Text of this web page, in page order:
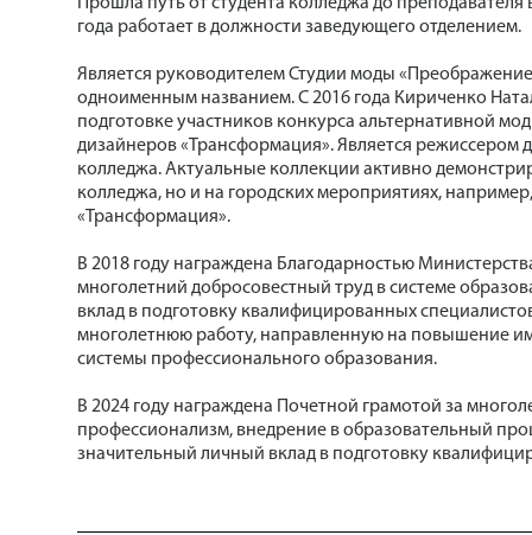
года работает в должности заведующего отделением.
Является руководителем Студии моды
одноименным названием. С 2016 года Кириченко
подготовке участников конкурса альтернативной
дизайнеров «Трансформация». Является режиссером
колледжа. Актуальные коллекции активно
колледжа, но и на городских мероприятиях,
«Трансформация».
В 2018 году награждена Благодарностью
многолетний добросовестный труд в системе
вклад в подготовку квалифицированных
многолетнюю работу, направленную на повышение
системы профессионального образования.
В 2024 году награждена Почетной грамотой за
профессионализм, внедрение в образовательный
значительный личный вклад в подготовку